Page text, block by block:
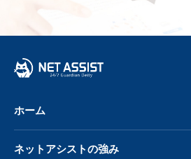
ホーム
ネットアシストの強み